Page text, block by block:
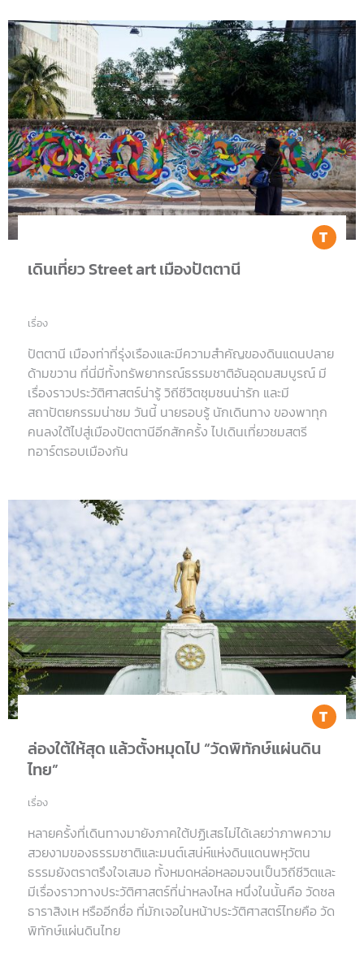
เดินเที่ยว Street art เมืองปัตตานี
เรื่อง
ปัตตานี เมืองท่าที่รุ่งเรืองและมีความสำคัญของดินแดนปลาย
ด้ามขวาน ที่นี่มีทั้งทรัพยากรณ์ธรรมชาติอันอุดมสมบูรณ์ มี
เรื่องราวประวัติศาสตร์น่ารู้ วิถีชีวิตชุมชนน่ารัก และมี
สถาปัตยกรรมน่าชม วันนี้ นายรอบรู้ นักเดินทาง ของพาทุก
คนลงใต้ไปสู่เมืองปัตตานีอีกสักครั้ง ไปเดินเที่ยวชมสตรี
ทอาร์ตรอบเมืองกัน
ล่องใต้ให้สุด แล้วตั้งหมุดไป “วัดพิทักษ์แผ่นดิน
ไทย”
เรื่อง
หลายครั้งที่เดินทางมายังภาคใต้ปฏิเสธไม่ได้เลยว่าภาพความ
สวยงามของธรรมชาติและมนต์เสน่ห์แห่งดินแดนพหุวัตน
ธรรมยังตราตรึงใจเสมอ ทั้งหมดหล่อหลอมจนเป็นวิถีชีวิตและ
มีเรื่องราวทางประวัติศาสตร์ที่น่าหลงไหล หนึ่งในนั้นคือ วัดชล
ธาราสิงเห หรืออีกชื่อ ที่มักเจอในหน้าประวัติศาสตร์ไทยคือ วัด
พิทักษ์แผ่นดินไทย